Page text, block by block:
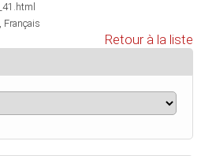
Français
Retour à la liste